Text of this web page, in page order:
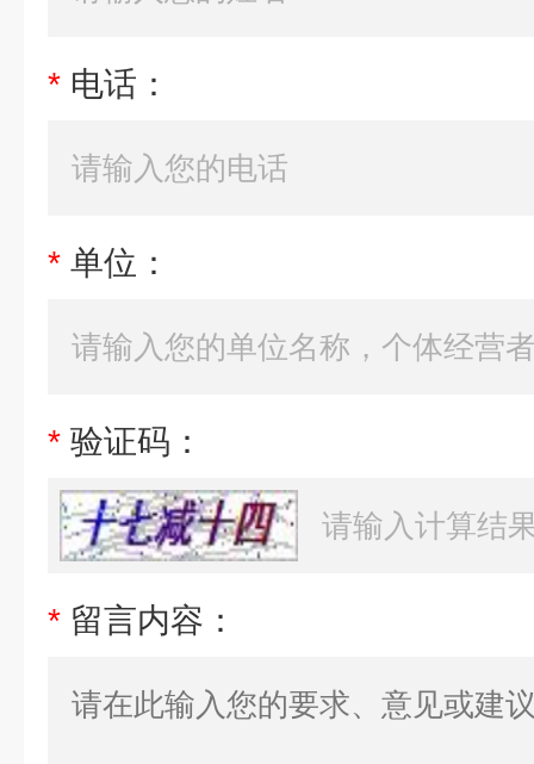
* 电话：
* 单位：
* 验证码：
* 留言内容：